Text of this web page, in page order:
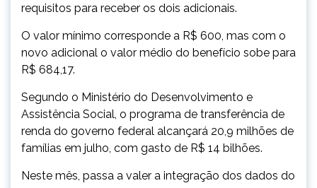
requisitos para receber os dois adicionais.
O valor mínimo corresponde a R$ 600, mas com o
novo adicional o valor médio do benefício sobe para
R$ 684,17.
Segundo o Ministério do Desenvolvimento e
Assistência Social, o programa de transferência de
renda do governo federal alcançará 20,9 milhões de
famílias em julho, com gasto de R$ 14 bilhões.
Neste mês, passa a valer a integração dos dados do